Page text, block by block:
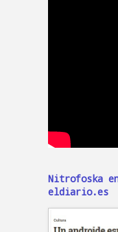
Nitrofoska
eldiario.es